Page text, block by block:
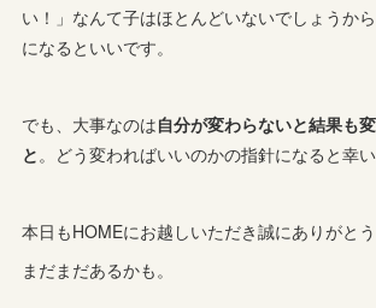
い！」なんて子はほとんどいないでしょうか
になるといいです。
でも、大事なのは自分が変わらないと結果も
と 。どう変わればいいのかの指針になると幸い
本日もHOMEにお越しいただき誠にありがとう
まだまだあるかも。